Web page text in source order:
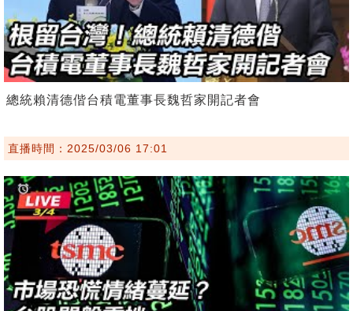
總統賴清德偕台積電董事長魏哲家開記者會
直播時間：2025/03/06 17:01